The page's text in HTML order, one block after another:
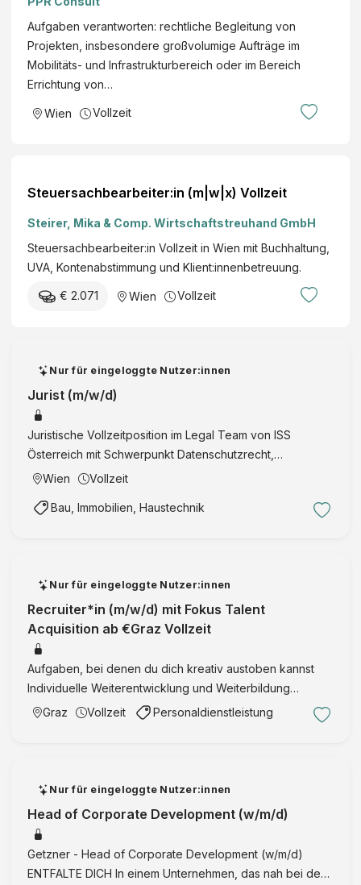
Aufgaben verantworten: rechtliche Begleitung von
Projekten, insbesondere großvolumige Aufträge im
Mobilitäts- und Infrastrukturbereich oder im Bereich
Errichtung von…
Wien Vollzeit
Steuersachbearbeiter:in (m|w|x) Vollzeit
Steirer, Mika & Comp. Wirtschaftstreuhand GmbH
Steuersachbearbeiter:in Vollzeit in Wien mit Buchhaltung,
UVA, Kontenabstimmung und Klient:innenbetreuung.
€ 2.071 Wien Vollzeit
Nur für eingeloggte Nutzer:innen
Jurist (m/w/d)
Juristische Vollzeitposition im Legal Team von ISS
Österreich mit Schwerpunkt Datenschutzrecht,
Governance, Compliance, Gewerberecht und
Wien Vollzeit
Bau, Immobilien, Haustechnik
Nur für eingeloggte Nutzer:innen
Recruiter*in (m/w/d) mit Fokus Talent
Acquisition ab €Graz Vollzeit
Aufgaben, bei denen du dich kreativ austoben kannst
Individuelle Weiterentwicklung und Weiterbildung
Kostenlose Parkmöglichkeit Regelmäßige Teamevents,
die den Zusammenhalt stärken Für diese Position gilt ein
Graz Vollzeit Personaldienstleistung
Nur für eingeloggte Nutzer:innen
Head of Corporate Development (w/m/d)
Getzner - Head of Corporate Development (w/m/d)
ENTFALTE DICH In einem Unternehmen, das nah bei den